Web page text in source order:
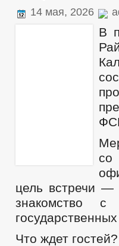
14 мая, 2026
В
со
цель встречи —
знакомство
Что ждет гостей?